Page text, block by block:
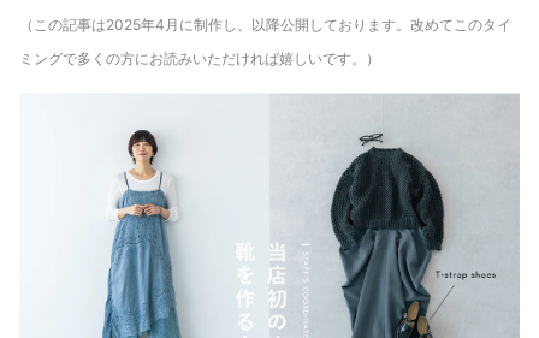
（この記事は2025年4月に制作し、以降公開しております。改めてこのタイ
ミングで多くの方にお読みいただければ嬉しいです。）